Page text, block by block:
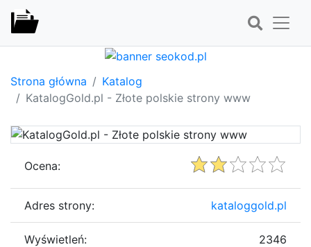
Strona główna
Katalog
KatalogGold.pl - Złote polskie strony www
Ocena:
Adres strony: kataloggold.pl
Wyświetleń: 2346